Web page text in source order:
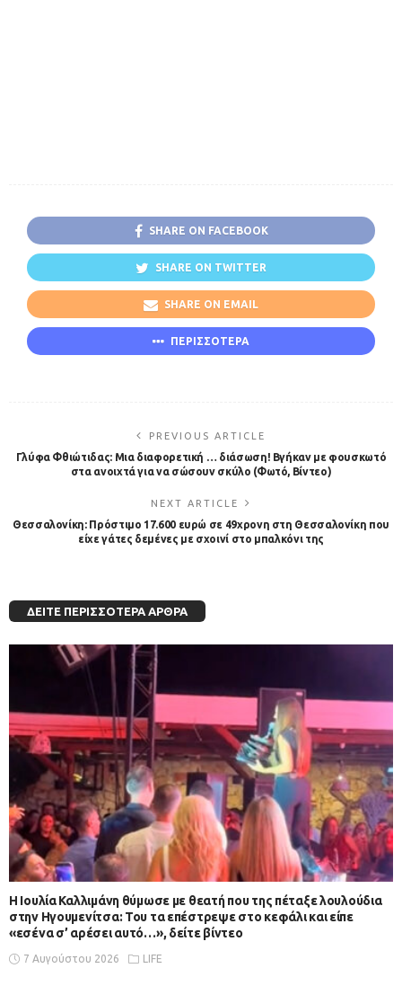
SHARE ON FACEBOOK
SHARE ON TWITTER
SHARE ON EMAIL
ΠΕΡΙΣΣΟΤΕΡΑ
PREVIOUS ARTICLE
Γλύφα Φθιώτιδας: Μια διαφορετική … διάσωση! Βγήκαν με φουσκωτό
στα ανοιχτά για να σώσουν σκύλο (Φωτό, Βίντεο)
NEXT ARTICLE
Θεσσαλονίκη: Πρόστιμο 17.600 ευρώ σε 49χρονη στη Θεσσαλονίκη που
είχε γάτες δεμένες με σχοινί στο μπαλκόνι της
ΔΕΊΤΕ ΠΕΡΙΣΣΌΤΕΡΑ ΆΡΘΡΑ
Η Ιουλία Καλλιμάνη θύμωσε με θεατή που της πέταξε λουλούδια
στην Ηγουμενίτσα: Του τα επέστρεψε στο κεφάλι και είπε
«εσένα σ’ αρέσει αυτό…», δείτε βίντεο
7 Αυγούστου 2026 LIFE